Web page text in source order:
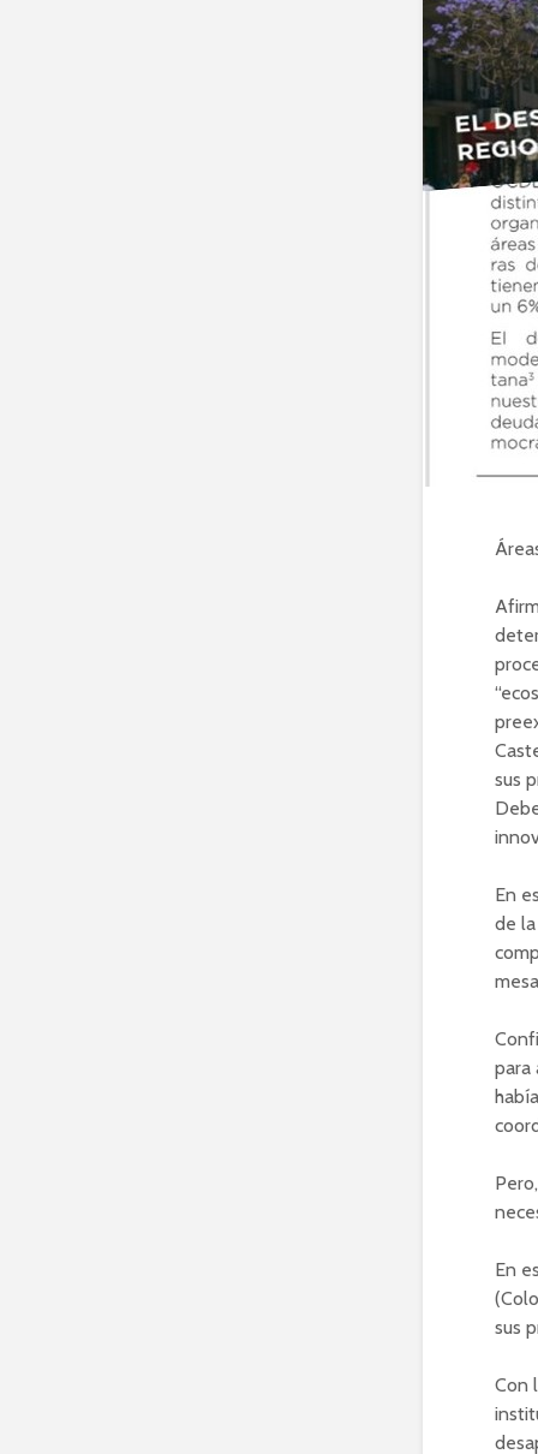
sus
En
de
para
En
sus
Con